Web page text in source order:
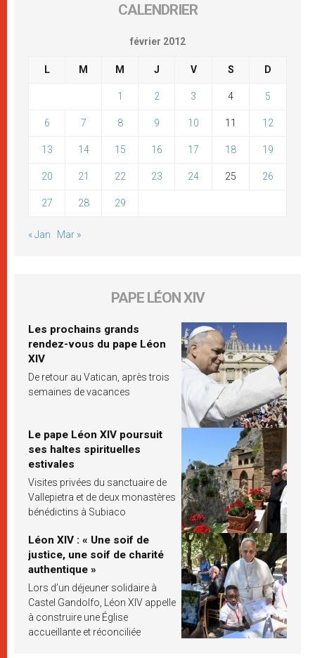
CALENDRIER
février 2012
L M M J V S D
1 2 3 4 5
6 7 8 9 10 11 12
13 14 15 16 17 18 19
20 21 22 23 24 25 26
27 28 29
« Jan Mar »
PAPE LÉON XIV
Les prochains grands
rendez-vous du pape Léon
XIV
De retour au Vatican, après trois
semaines de vacances
Le pape Léon XIV poursuit
ses haltes spirituelles
estivales
Visites privées du sanctuaire de
Vallepietra et de deux monastères
bénédictins à Subiaco
Léon XIV : « Une soif de
justice, une soif de charité
authentique »
Lors d’un déjeuner solidaire à
Castel Gandolfo, Léon XIV appelle
à construire une Église
accueillante et réconciliée